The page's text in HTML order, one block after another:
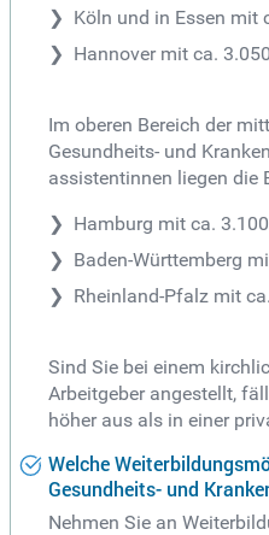
Köln und in Essen
Hannover mit ca.
Im oberen Bereich der
Gesundheits- und
assistentinnen liegen die
Hamburg mit ca.
Baden-Württemberg
Rheinland-Pfalz mit
Sind Sie bei einem
Arbeitgeber angestellt,
höher aus als in einer
Welche
Gesundheits- und
Nehmen Sie an